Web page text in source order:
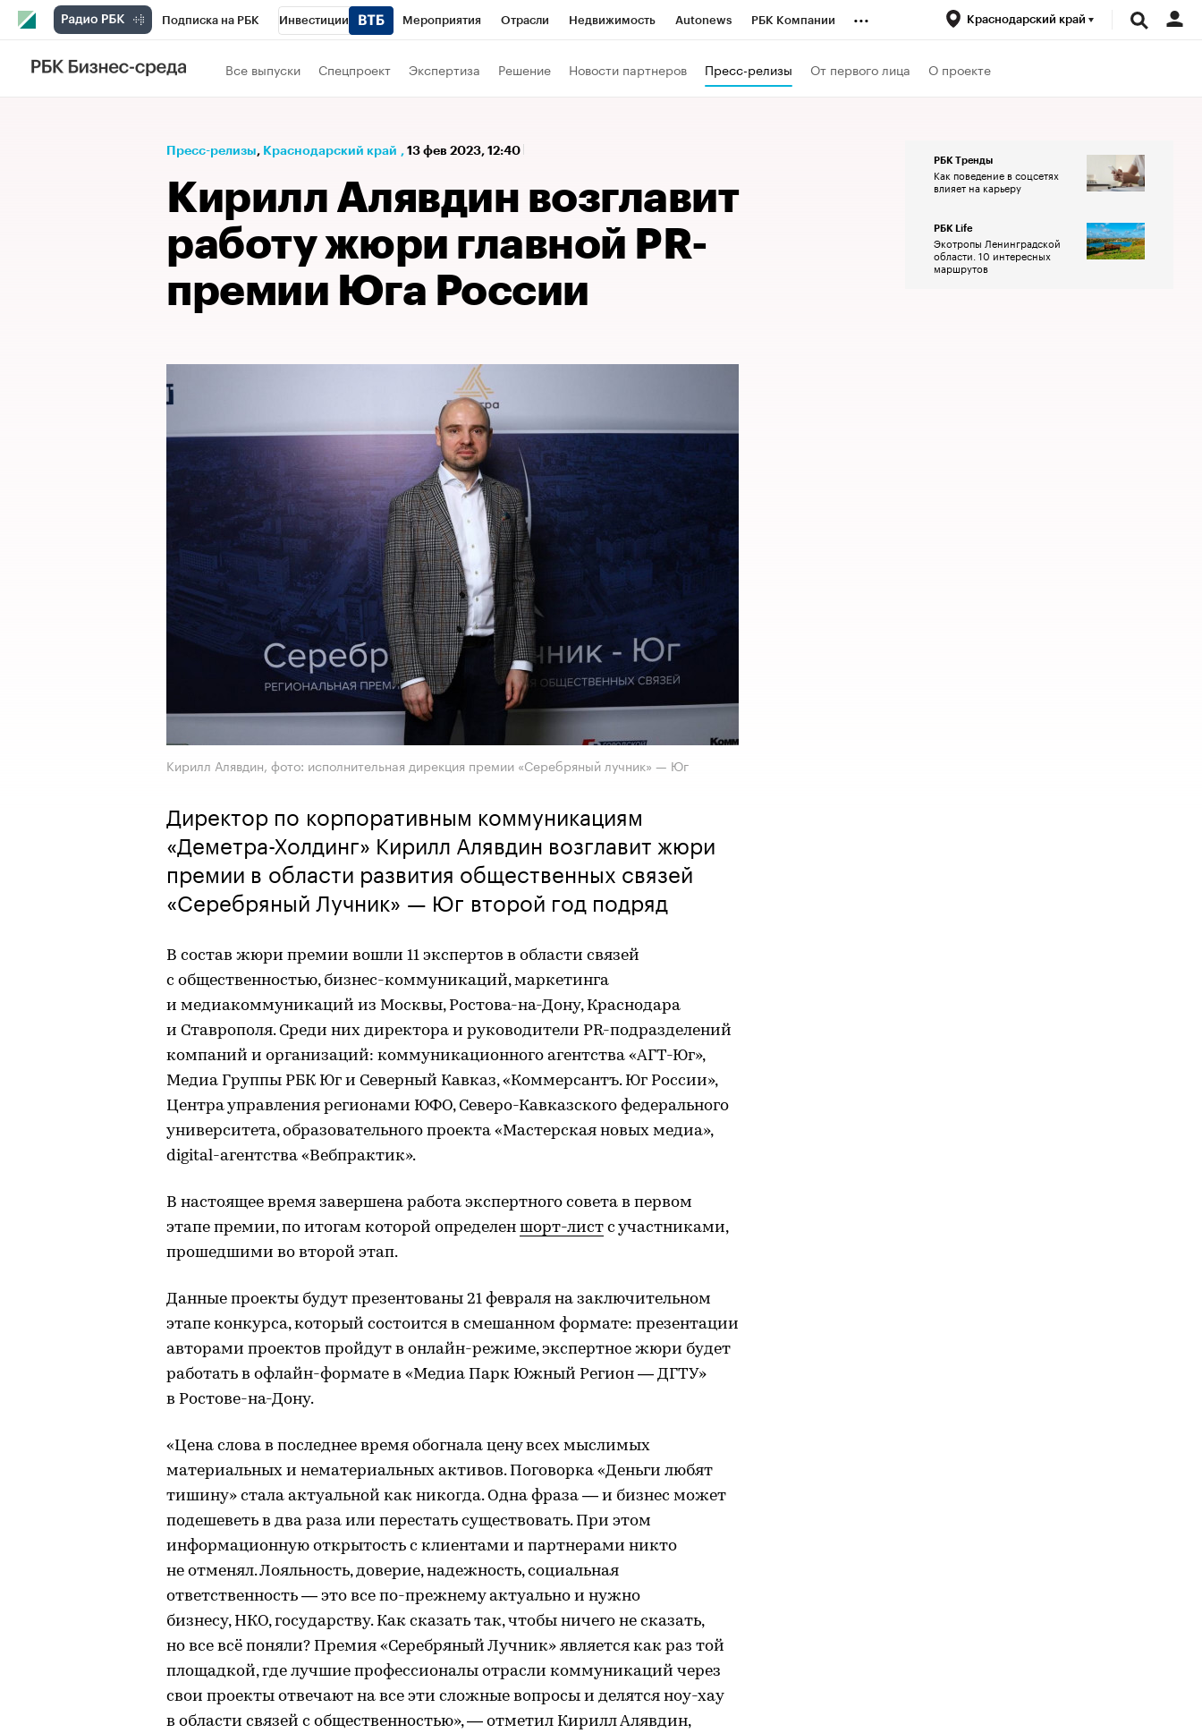
Подписка на РБК Инвестиции Мероприятия Отрасли Недвижимость Autonews РБК Компании
Телеканал
Спецпроекты Проверка контрагентов
Рынок наличной валюты
... Краснодарский край
Все выпуски Спецпроект Экспертиза Решение Новости партнеров Пресс-релизы От первого лица О проекте
Пресс-релизы⁠, Краснодарский край , 13 фев 2023, 12:40
Кирилл Алявдин возглавит
работу жюри главной PR-
премии Юга России
Кирилл Алявдин, фото: исполнительная дирекция премии «Серебряный лучник» — Юг
Директор по корпоративным коммуникациям
«Деметра-Холдинг» Кирилл Алявдин возглавит жюри
премии в области развития общественных связей
«Серебряный Лучник» — Юг второй год подряд
В состав жюри премии вошли 11 экспертов в области связей
с общественностью, бизнес-коммуникаций, маркетинга
и медиакоммуникаций из Москвы, Ростова-на-Дону, Краснодара
и Ставрополя. Среди них директора и руководители PR-подразделений
компаний и организаций: коммуникационного агентства «АГТ-Юг»,
Медиа Группы РБК Юг и Северный Кавказ, «Коммерсантъ. Юг России»,
Центра управления регионами ЮФО, Северо-Кавказского федерального
университета, образовательного проекта «Мастерская новых медиа»,
digital-агентства «Вебпрактик».
В настоящее время завершена работа экспертного совета в первом
этапе премии, по итогам которой определен шорт-лист с участниками,
прошедшими во второй этап.
Данные проекты будут презентованы 21 февраля на заключительном
этапе конкурса, который состоится в смешанном формате: презентации
авторами проектов пройдут в онлайн-режиме, экспертное жюри будет
работать в офлайн-формате в «Медиа Парк Южный Регион — ДГТУ»
в Ростове-на-Дону.
«Цена слова в последнее время обогнала цену всех мыслимых
материальных и нематериальных активов. Поговорка «Деньги любят
тишину» стала актуальной как никогда. Одна фраза — и бизнес может
подешеветь в два раза или перестать существовать. При этом
информационную открытость с клиентами и партнерами никто
не отменял. Лояльность, доверие, надежность, социальная
ответственность — это все по-прежнему актуально и нужно
бизнесу, НКО, государству. Как сказать так, чтобы ничего не сказать,
но все всё поняли? Премия «Серебряный Лучник» является как раз той
площадкой, где лучшие профессионалы отрасли коммуникаций через
свои проекты отвечают на все эти сложные вопросы и делятся ноу-хау
в области связей с общественностью», — отметил Кирилл Алявдин,
РБК Тренды
Как поведение в соцсетях
влияет на карьеру
РБК Life
Экотропы Ленинградской
области. 10 интересных
маршрутов